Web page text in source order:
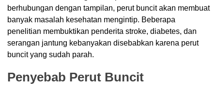
berhubungan dengan tampilan, perut buncit akan membuat
banyak masalah kesehatan mengintip. Beberapa
penelitian membuktikan penderita stroke, diabetes, dan
serangan jantung kebanyakan disebabkan karena perut
buncit yang sudah parah.
Penyebab Perut Buncit